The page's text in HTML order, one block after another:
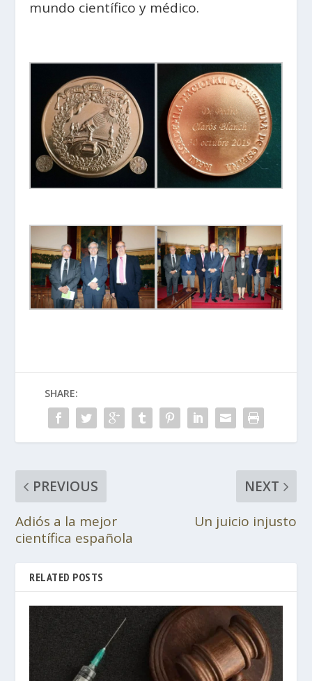
mundo científico y médico.
SHARE:
PREVIOUS
Adiós a la mejor
científica española
NEXT
Un juicio injusto
RELATED POSTS